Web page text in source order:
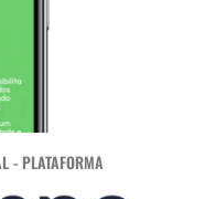
- PLATAFORMA